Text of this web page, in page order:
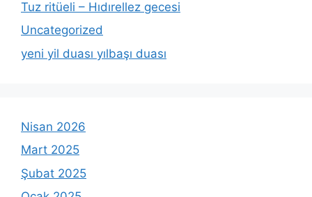
Tuz ritüeli – Hıdırellez gecesi
Uncategorized
yeni yil duası yılbaşı duası
Nisan 2026
Mart 2025
Şubat 2025